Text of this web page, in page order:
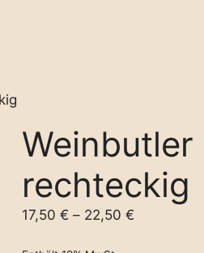
Weinbutler
rechteckig
17,50 € – 22,50 €